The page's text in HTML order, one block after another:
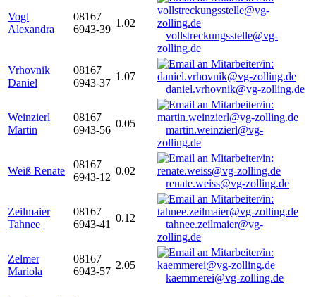
Vogl
Alexandra
08167
6943-39
1.02
vollstreckungsstelle@vg-
zolling.de
Vrhovnik
Daniel
08167
6943-37
1.07
daniel.vrhovnik@vg-zolling.de
Weinzierl
Martin
08167
6943-56
0.05
martin.weinzierl@vg-
zolling.de
Weiß Renate
08167
6943-12
0.02
renate.weiss@vg-zolling.de
Zeilmaier
Tahnee
08167
6943-41
0.12
tahnee.zeilmaier@vg-
zolling.de
Zelmer
Mariola
08167
6943-57
2.05
kaemmerei@vg-zolling.de